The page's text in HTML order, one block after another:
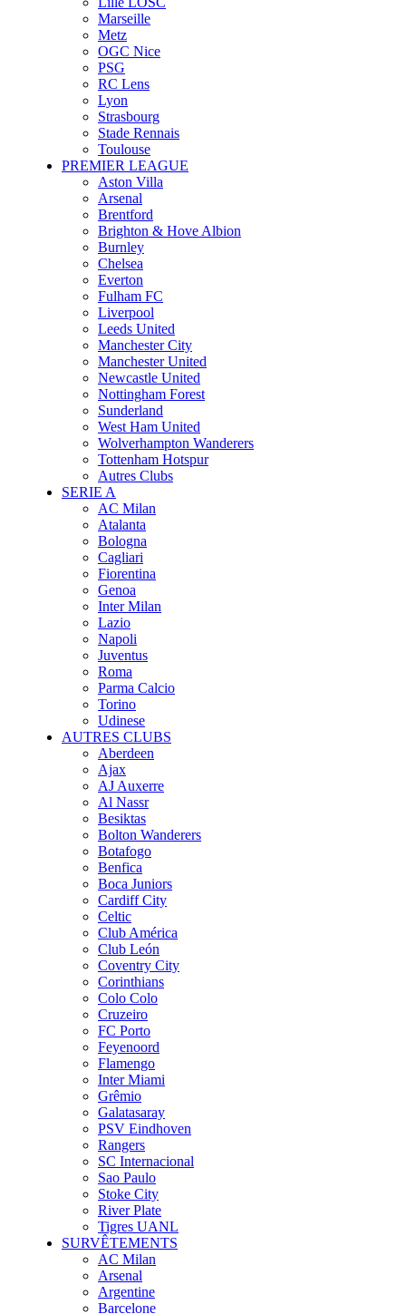
Marseille
Metz
OGC Nice
PSG
RC Lens
Lyon
Strasbourg
Stade Rennais
Toulouse
PREMIER LEAGUE
Aston Villa
Arsenal
Brentford
Brighton & Hove Albion
Burnley
Chelsea
Everton
Fulham FC
Liverpool
Leeds United
Manchester City
Manchester United
Newcastle United
Nottingham Forest
Sunderland
West Ham United
Wolverhampton Wanderers
Tottenham Hotspur
Autres Clubs
SERIE A
AC Milan
Atalanta
Bologna
Cagliari
Fiorentina
Genoa
Inter Milan
Lazio
Napoli
Juventus
Roma
Parma Calcio
Torino
Udinese
AUTRES CLUBS
Aberdeen
Ajax
AJ Auxerre
Al Nassr
Besiktas
Bolton Wanderers
Botafogo
Benfica
Boca Juniors
Cardiff City
Celtic
Club América
Club León
Coventry City
Corinthians
Colo Colo
Cruzeiro
FC Porto
Feyenoord
Flamengo
Inter Miami
Grêmio
Galatasaray
PSV Eindhoven
Rangers
SC Internacional
Sao Paulo
Stoke City
River Plate
Tigres UANL
SURVÊTEMENTS
AC Milan
Arsenal
Argentine
Barcelone